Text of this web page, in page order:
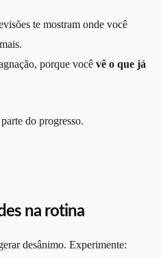
te mostram onde você
porque você vê o que já
do progresso.
na rotina
desânimo. Experimente: